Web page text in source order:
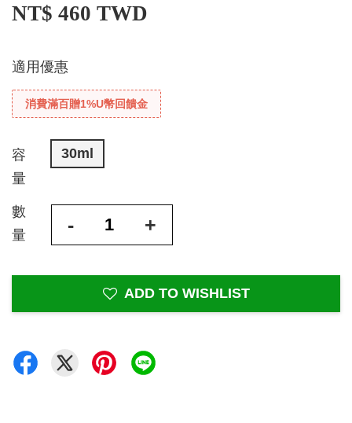
NT$ 460 TWD
適用優惠
消費滿百贈1%U幣回饋金
容
量
30ml
數
量
- +
ADD TO WISHLIST